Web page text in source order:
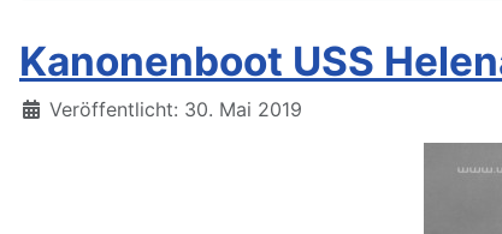
Kanonenboot USS
Details
Veröffentlicht: 30. Mai 2019